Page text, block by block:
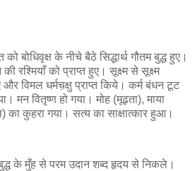
बोधिवृक्ष के नीचे बैठे सिद्धार्थ गौतम बुद्ध हुए।
की रश्मियाँ को प्राप्त हुए। सूक्ष्म से सूक्ष्म
विमल धर्मच़क्षु प्राप्त किये। कर्म बंधन टूट
मन वितृष्ण हो गया। मोह (मूढ़ता), माया
का कुहरा गया। सत्य का साक्षात्कार हुआ।
के मुँह से परम उदान शब्द हृदय से निकले।